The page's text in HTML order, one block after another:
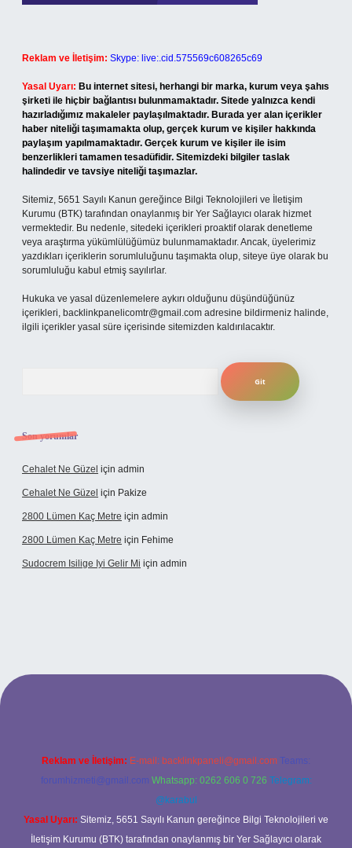
Reklam ve İletişim: Skype: live:.cid.575569c608265c69
Yasal Uyarı: Bu internet sitesi, herhangi bir marka, kurum veya şahıs
şirketi ile hiçbir bağlantısı bulunmamaktadır. Sitede yalnızca kendi
hazırladığımız makaleler paylaşılmaktadır. Burada yer alan içerikler
haber niteliği taşımamakta olup, gerçek kurum ve kişiler hakkında
paylaşım yapılmamaktadır. Gerçek kurum ve kişiler ile isim
benzerlikleri tamamen tesadüfidir. Sitemizdeki bilgiler taslak
halindedir ve tavsiye niteliği taşımazlar.
Sitemiz, 5651 Sayılı Kanun gereğince Bilgi Teknolojileri ve İletişim
Kurumu (BTK) tarafından onaylanmış bir Yer Sağlayıcı olarak hizmet
vermektedir. Bu nedenle, sitedeki içerikleri proaktif olarak denetleme
veya araştırma yükümlülüğümüz bulunmamaktadır. Ancak, üyelerimiz
yazdıkları içeriklerin sorumluluğunu taşımakta olup, siteye üye olarak bu
sorumluluğu kabul etmiş sayılırlar.
Hukuka ve yasal düzenlemelere aykırı olduğunu düşündüğünüz
içerikleri, backlinkpanelicomtr@gmail.com adresine bildirmeniz halinde,
ilgili içerikler yasal süre içerisinde sitemizden kaldırılacaktır.
Son yorumlar
Cehalet Ne Güzel için admin
Cehalet Ne Güzel için Pakize
2800 Lümen Kaç Metre için admin
2800 Lümen Kaç Metre için Fehime
Sudocrem Isilige Iyi Gelir Mi için admin
opera bet giriş
Reklam ve İletişim: E-mail: backlinkpaneli@gmail.com Teams:
forumhizmeti@gmail.com Whatsapp: 0262 606 0 726 Telegram:
@karabul
Yasal Uyarı: Sitemiz, 5651 Sayılı Kanun gereğince Bilgi Teknolojileri ve
İletişim Kurumu (BTK) tarafından onaylanmış bir Yer Sağlayıcı olarak